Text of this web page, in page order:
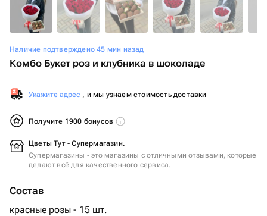
Наличие подтверждено 45 мин назад
Комбо Букет роз и клубника в шоколаде
Укажите адрес , и мы узнаем стоимость доставки
Получите 1900 бонусов
Цветы Тут - Супермагазин.
Супермагазины - это магазины с отличными отзывами, которые
делают всё для качественного сервиса.
Состав
красные розы - 15 шт.